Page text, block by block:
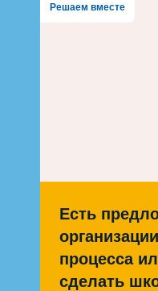
Решаем вместе
Есть
процесса
сделать